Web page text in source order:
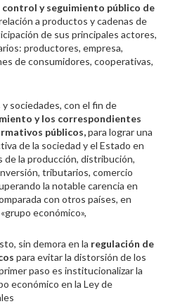
control y seguimiento público de
a productos y cadenas de
de sus principales actores,
productores, empresa,
de consumidores, cooperativas,
y sociedades, con el fin de
y los correspondientes
públicos,para lograr una
de la sociedad y el Estado en
de la producción, distribución,
tributarios, comercio
la notable carencia en
con otros países, en
económico»,
sin demora en la regulación de
para evitar la distorsión de los
paso es institucionalizar la
económico en la Ley de